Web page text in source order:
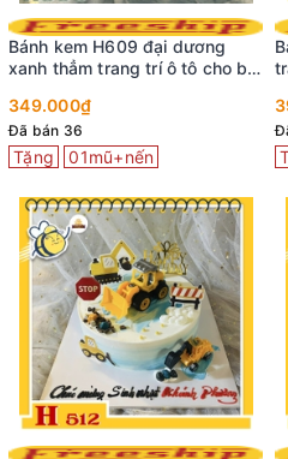
Bánh kem mini C215 bé trai và
thế giới xanh dịu
299.000₫
Đã bán 4
Bánh kem mini C209 tone xanh